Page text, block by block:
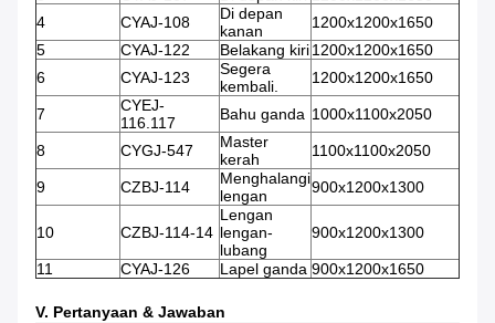
4
CYAJ-108
Di depan
kanan
1200x1200x1650
5
CYAJ-122 Belakang kiri1200x1200x1650
6
CYAJ-123
Segera
kembali.
1200x1200x1650
7
CYEJ-
116.117
Bahu ganda 1000x1100x2050
8 CYGJ-547
Master
kerah
1100x1100x2050
9 CZBJ-114
Menghalangi
lengan
900x1200x1300
10 CZBJ-114-14
Lengan
lengan-
lubang
900x1200x1300
11 CYAJ-126 Lapel ganda 900x1200x1650
V. Pertanyaan & Jawaban